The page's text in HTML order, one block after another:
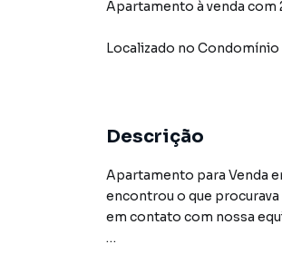
Apartamento à venda com
Localizado no Condomínio
Descrição
Apartamento para Venda
encontrou o que
em contato com nossa